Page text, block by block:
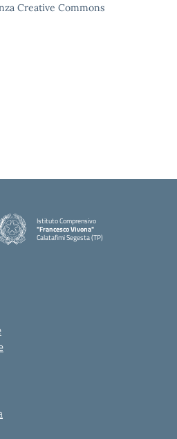
Creative Commons
Istituto Comprensivo
"Francesco Vivona"
Calatafimi Segesta (TP)
— Visita la pagina iniziale della scuola